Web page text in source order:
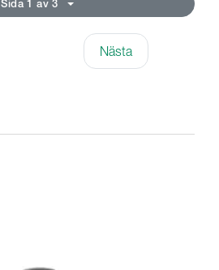
Sida 1 av 3
Nästa